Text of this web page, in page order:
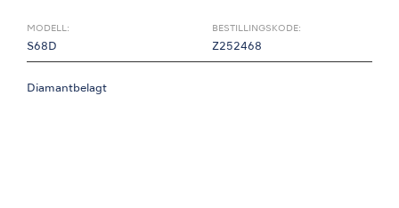
MODELL:
S68D
BESTILLINGSKODE:
Z252468
Diamantbelagt